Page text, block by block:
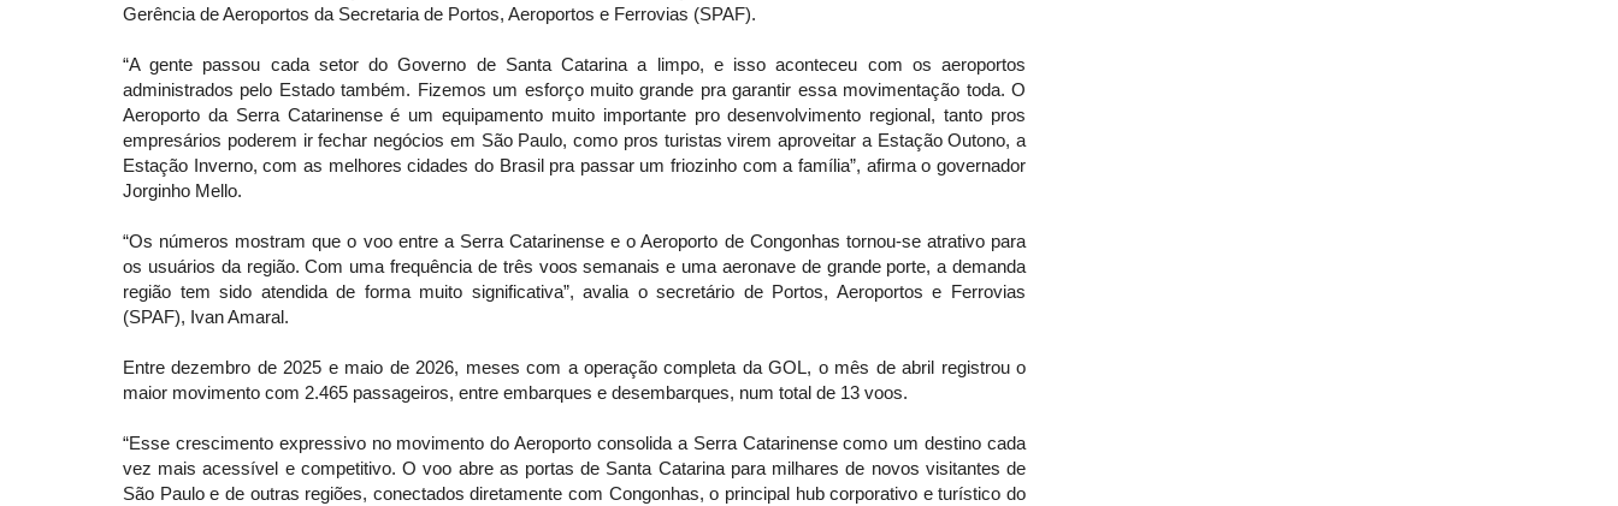
Gerência de Aeroportos da Secretaria de Portos, Aeroportos e Ferrovias (SPAF).
“A gente passou cada setor do Governo de Santa Catarina a limpo, e isso aconteceu com os aeroportos
administrados pelo Estado também. Fizemos um esforço muito grande pra garantir essa movimentação toda. O
Aeroporto da Serra Catarinense é um equipamento muito importante pro desenvolvimento regional, tanto pros
empresários poderem ir fechar negócios em São Paulo, como pros turistas virem aproveitar a Estação Outono, a
Estação Inverno, com as melhores cidades do Brasil pra passar um friozinho com a família”, afirma o governador
Jorginho Mello.
“Os números mostram que o voo entre a Serra Catarinense e o Aeroporto de Congonhas tornou-se atrativo para
os usuários da região. Com uma frequência de três voos semanais e uma aeronave de grande porte, a demanda
região tem sido atendida de forma muito significativa”, avalia o secretário de Portos, Aeroportos e Ferrovias
(SPAF), Ivan Amaral.
Entre dezembro de 2025 e maio de 2026, meses com a operação completa da GOL, o mês de abril registrou o
maior movimento com 2.465 passageiros, entre embarques e desembarques, num total de 13 voos.
“Esse crescimento expressivo no movimento do Aeroporto consolida a Serra Catarinense como um destino cada
vez mais acessível e competitivo. O voo abre as portas de Santa Catarina para milhares de novos visitantes de
São Paulo e de outras regiões, conectados diretamente com Congonhas, o principal hub corporativo e turístico do